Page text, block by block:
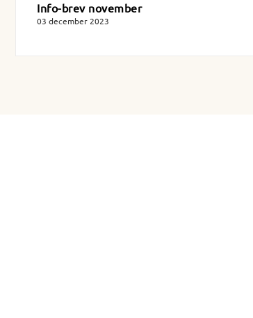
Info-brev november
03 december 2023